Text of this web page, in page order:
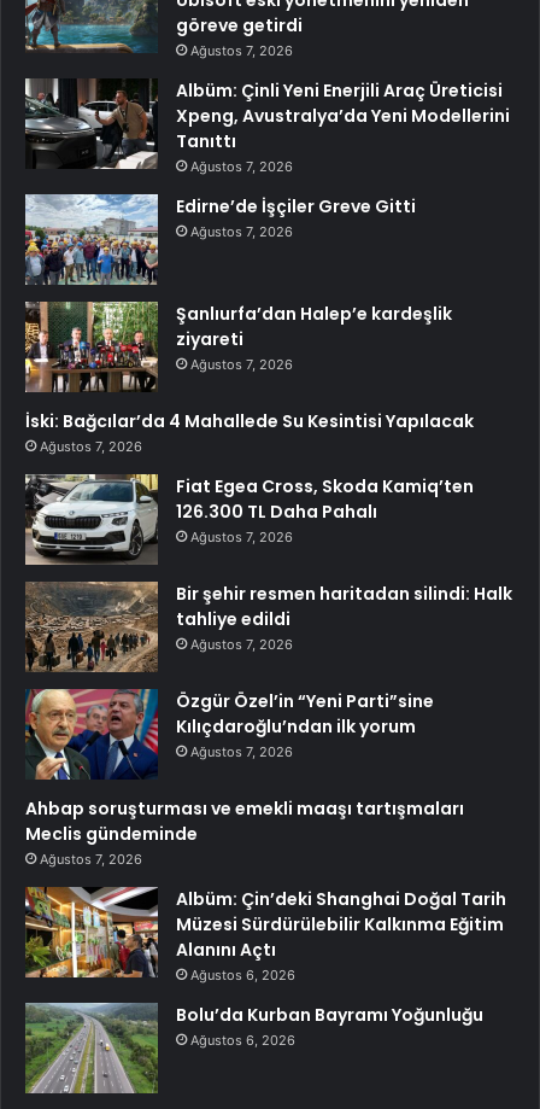
göreve getirdi
Ağustos 7, 2026
Albüm: Çinli Yeni Enerjili Araç Üreticisi
Xpeng, Avustralya’da Yeni Modellerini
Tanıttı
Ağustos 7, 2026
Edirne’de İşçiler Greve Gitti
Ağustos 7, 2026
Şanlıurfa’dan Halep’e kardeşlik
ziyareti
Ağustos 7, 2026
İski: Bağcılar’da 4 Mahallede Su Kesintisi Yapılacak
Ağustos 7, 2026
Fiat Egea Cross, Skoda Kamiq’ten
126.300 TL Daha Pahalı
Ağustos 7, 2026
Bir şehir resmen haritadan silindi: Halk
tahliye edildi
Ağustos 7, 2026
Özgür Özel’in “Yeni Parti”sine
Kılıçdaroğlu’ndan ilk yorum
Ağustos 7, 2026
Ahbap soruşturması ve emekli maaşı tartışmaları
Meclis gündeminde
Ağustos 7, 2026
Albüm: Çin’deki Shanghai Doğal Tarih
Müzesi Sürdürülebilir Kalkınma Eğitim
Alanını Açtı
Ağustos 6, 2026
Bolu’da Kurban Bayramı Yoğunluğu
Ağustos 6, 2026